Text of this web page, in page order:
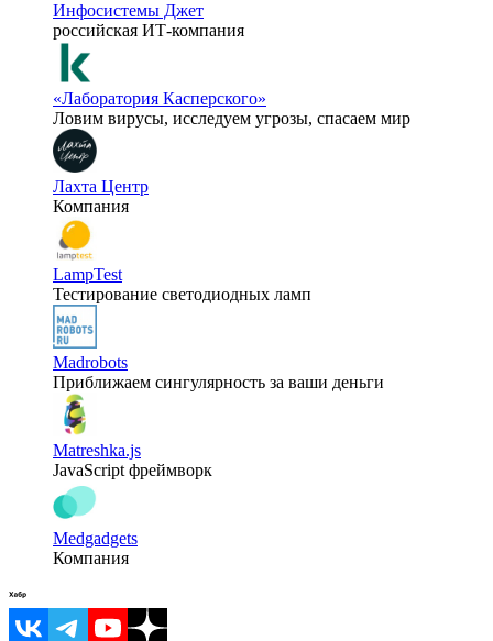
Инфосистемы Джет
российская ИТ-компания
«Лаборатория Касперского»
Ловим вирусы, исследуем угрозы, спасаем мир
Лахта Центр
Компания
LampTest
Тестирование светодиодных ламп
Madrobots
Приближаем сингулярность за ваши деньги
Matreshka.js
JavaScript фреймворк
Medgadgets
Компания